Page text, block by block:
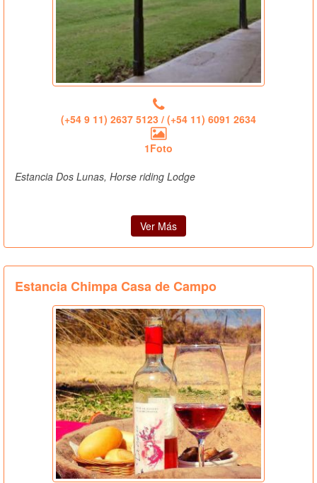
(+54 9 11) 2637 5123 / (+54 11) 6091 2634
1Foto
Estancia Dos Lunas, Horse riding Lodge
Ver Más
Estancia Chimpa Casa de Campo